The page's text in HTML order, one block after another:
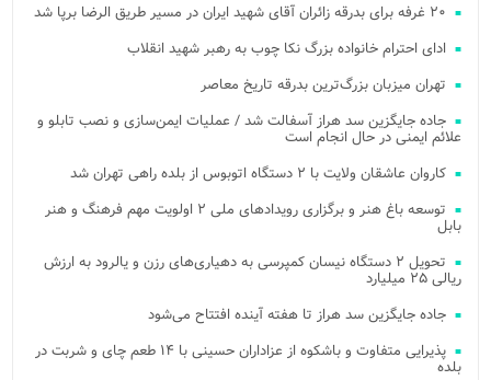
۲۰ غرفه برای بدرقه زائران آقای شهید ایران در مسیر طریق الرضا برپا شد
ادای احترام خانواده بزرگ نکا چوب به رهبر شهید انقلاب
تهران میزبان بزرگ‌ترین بدرقه تاریخ معاصر
جاده جایگزین سد هراز آسفالت شد / عملیات ایمن‌سازی و نصب تابلو و
علائم ایمنی در حال انجام است
کاروان عاشقان ولایت با ۲ دستگاه اتوبوس از بلده راهی تهران شد
توسعه باغ هنر و برگزاری رویدادهای ملی ۲ اولویت مهم فرهنگ و هنر
بابل
تحویل ۲ دستگاه نیسان کمپرسی به دهیاری‌های رزن و یالرود به ارزش
ریالی ۲۵ میلیارد
جاده جایگزین سد هراز تا هفته آینده افتتاح می‌شود
پذیرایی متفاوت و باشکوه از عزاداران حسینی با ۱۴ طعم چای و شربت در
بلده